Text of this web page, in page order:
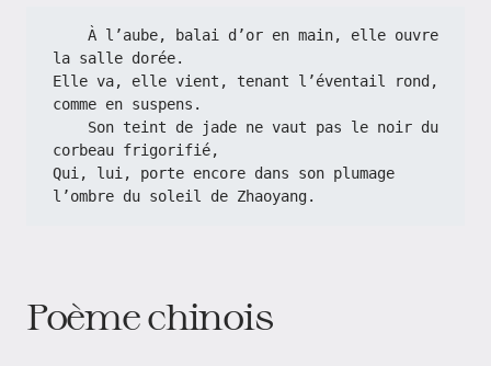
la salle dorée.
Elle va, elle vient, tenant l’éventail rond,
comme en suspens.
corbeau frigorifié,
Qui, lui, porte encore dans son plumage
l’ombre du soleil de Zhaoyang.
Poème chinois